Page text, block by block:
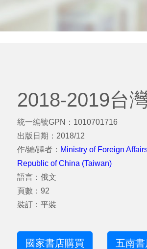
2018-2019台
統一編號GPN：1010701716
出版日期：2018/12
作/編/譯者： Ministry of Foreign
Republic of China (Taiwan)
語言：俄文
頁數：92
裝訂：平裝
國家書店購買 五南